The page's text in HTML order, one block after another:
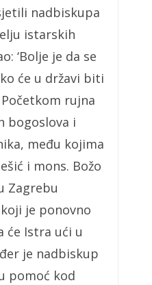
nadbiskupa
istarskih
‘Bolje je da se
će u državi biti
rujna
bogoslova i
među kojima
i mons. Božo
Zagrebu
je ponovno
će Istra ući u
je nadbiskup
pomoć kod